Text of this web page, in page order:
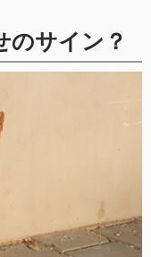
のサイン？